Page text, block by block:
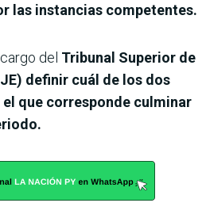
las instancias competentes.
del Tribunal Superior de
definir cuál de los dos
que corresponde culminar